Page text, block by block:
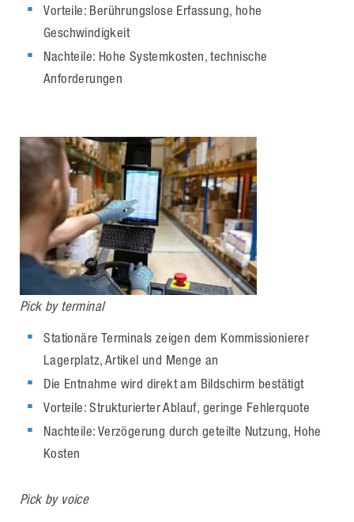
Vorteile: Berührungslose Erfassung, hohe
Geschwindigkeit
Nachteile: Hohe Systemkosten, technische
Anforderungen
Pick by terminal
Stationäre Terminals zeigen dem Kommissionierer
Lagerplatz, Artikel und Menge an
Die Entnahme wird direkt am Bildschirm bestätigt
Vorteile: Strukturierter Ablauf, geringe Fehlerquote
Nachteile: Verzögerung durch geteilte Nutzung, Hohe
Kosten
Pick by voice